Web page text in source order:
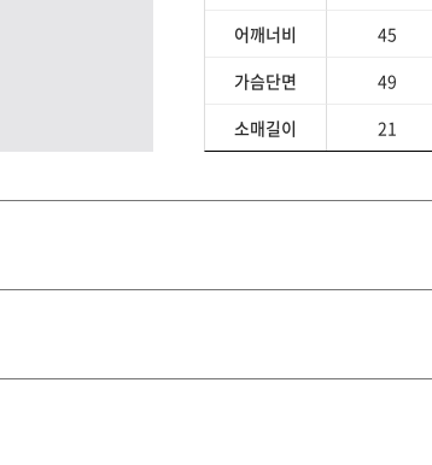
어깨너비
45
가슴단면
49
소매길이
21